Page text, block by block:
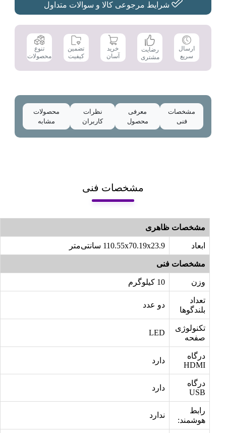
ال
مدل
49D3000i
سایز
49
اینچ
عدد
شرایط مرجوعی کالا و سوالات متداول
ارسال
سریع
رضایت
مشتری
خرید
آسان
تضمین
کیفیت
تنوع
محصولات
مشخصات
فنی
معرفی
محصول
نظرات
کاربران
محصولات
مشابه
مشخصات فنی
مشخصات ظاهری
ابعاد 110.55x70.19x23.9 سانتی‌متر
مشخصات فنی
وزن
تعداد
بلندگوها
دو عدد
تکنولوژی
صفحه
LED
درگاه
HDMI
دارد
درگاه
USB
دارد
رابط
هوشمند:
ندارد